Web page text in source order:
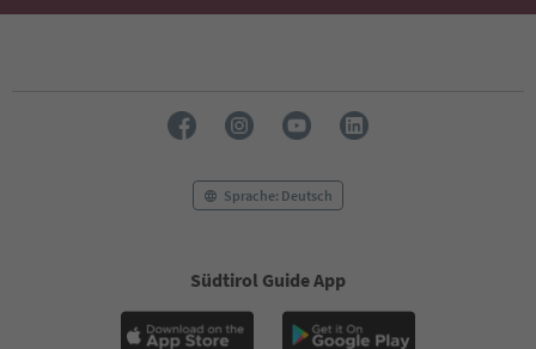
Sprache: Deutsch
Südtirol Guide App